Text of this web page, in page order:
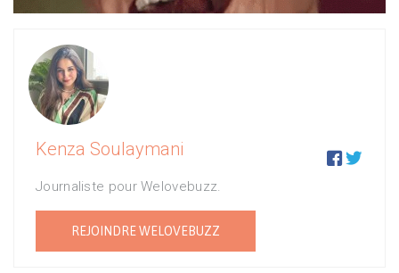
Kenza Soulaymani 

Journaliste pour Welovebuzz.
REJOINDRE WELOVEBUZZ